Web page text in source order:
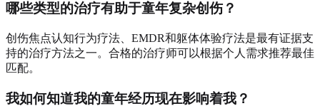
哪些类型的治疗有助于童年复杂创伤？
创伤焦点认知行为疗法、EMDR和躯体体验疗法是最有证据支
持的治疗方法之一。合格的治疗师可以根据个人需求推荐最佳
匹配。
我如何知道我的童年经历现在影响着我？